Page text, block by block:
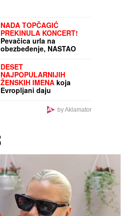
SOBOM!Ogroman požar
u Deliblatskoj peščari:
Dva helikoptera MUP-a
hitno poslata da gase
Stavila u sef 26.000 evra
za otplatu kuće, a kada
ga je otvorila doživela je
šok: "Danas samo
plačem" (FOTO)